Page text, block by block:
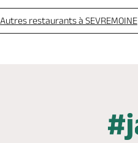
Autres restaurants à SEVREMOINE